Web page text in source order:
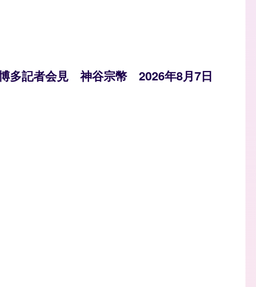
博多記者会見 神谷宗幣 2026年8月7日